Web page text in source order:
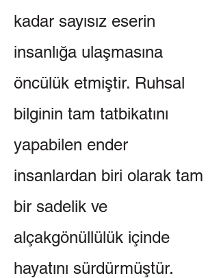
kadar sayısız eserin
insanlığa ulaşmasına
öncülük etmiştir. Ruhsal
bilginin tam tatbikatını
yapabilen ender
insanlardan biri olarak tam
bir sadelik ve
alçakgönüllülük içinde
hayatını sürdürmüştür.